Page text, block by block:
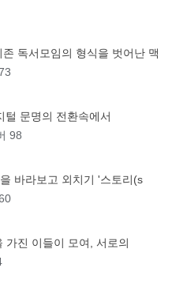
독서모임의 형식을 벗어난 맥
미래ㆍ경제 산업 문명에서 디지털 문명의 전환속에서
98
자유롭게 독서를 통하여 자아를 찾고 세상을 바라보고 외치기 '스토리(s
열정을 가진 이들이 모여, 서로의